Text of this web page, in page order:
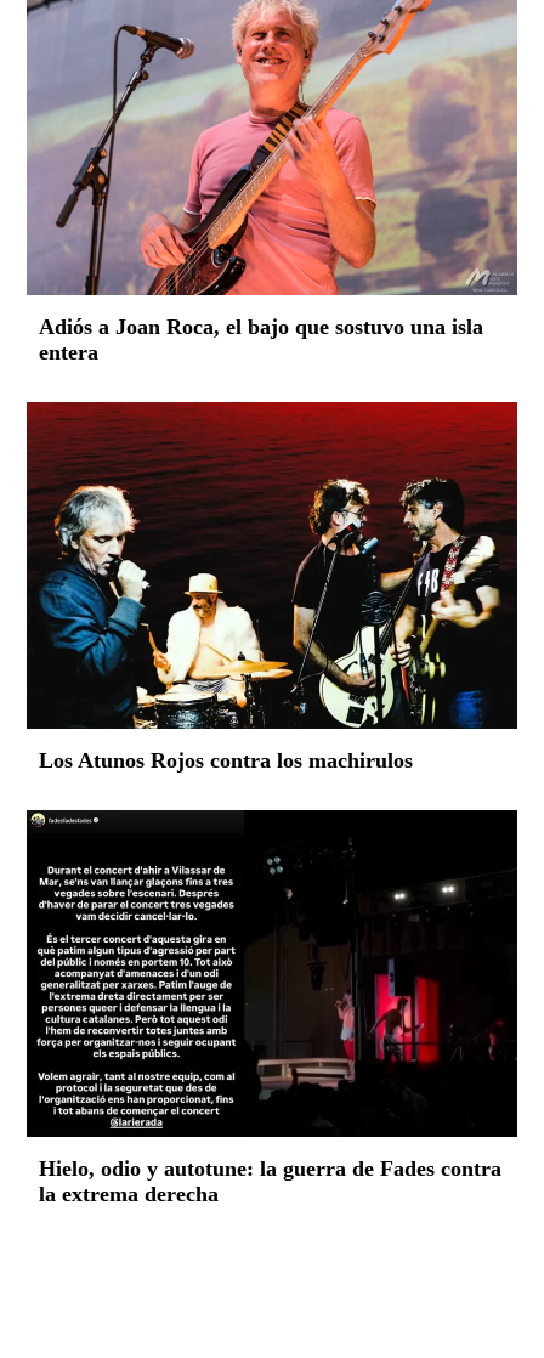
Adiós a Joan Roca, el bajo que sostuvo una isla
entera
Los Atunos Rojos contra los machirulos
Hielo, odio y autotune: la guerra de Fades contra
la extrema derecha